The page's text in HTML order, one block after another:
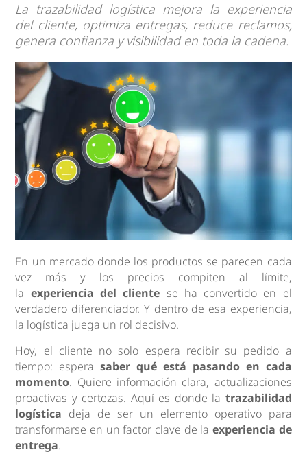
La trazabilidad logística mejora la experiencia
del cliente, optimiza entregas, reduce reclamos,
genera confianza y visibilidad en toda la cadena.
En un mercado donde los productos se parecen cada
vez más y los precios compiten al límite,
la experiencia del cliente se ha convertido en el
verdadero diferenciador. Y dentro de esa experiencia,
la logística juega un rol decisivo.
Hoy, el cliente no solo espera recibir su pedido a
tiempo: esperasaber qué está pasando en cada
momento. Quiere información clara, actualizaciones
proactivas y certezas. Aquí es donde la trazabilidad
logística deja de ser un elemento operativo para
transformarse en un factor clave de la experiencia de
entrega.